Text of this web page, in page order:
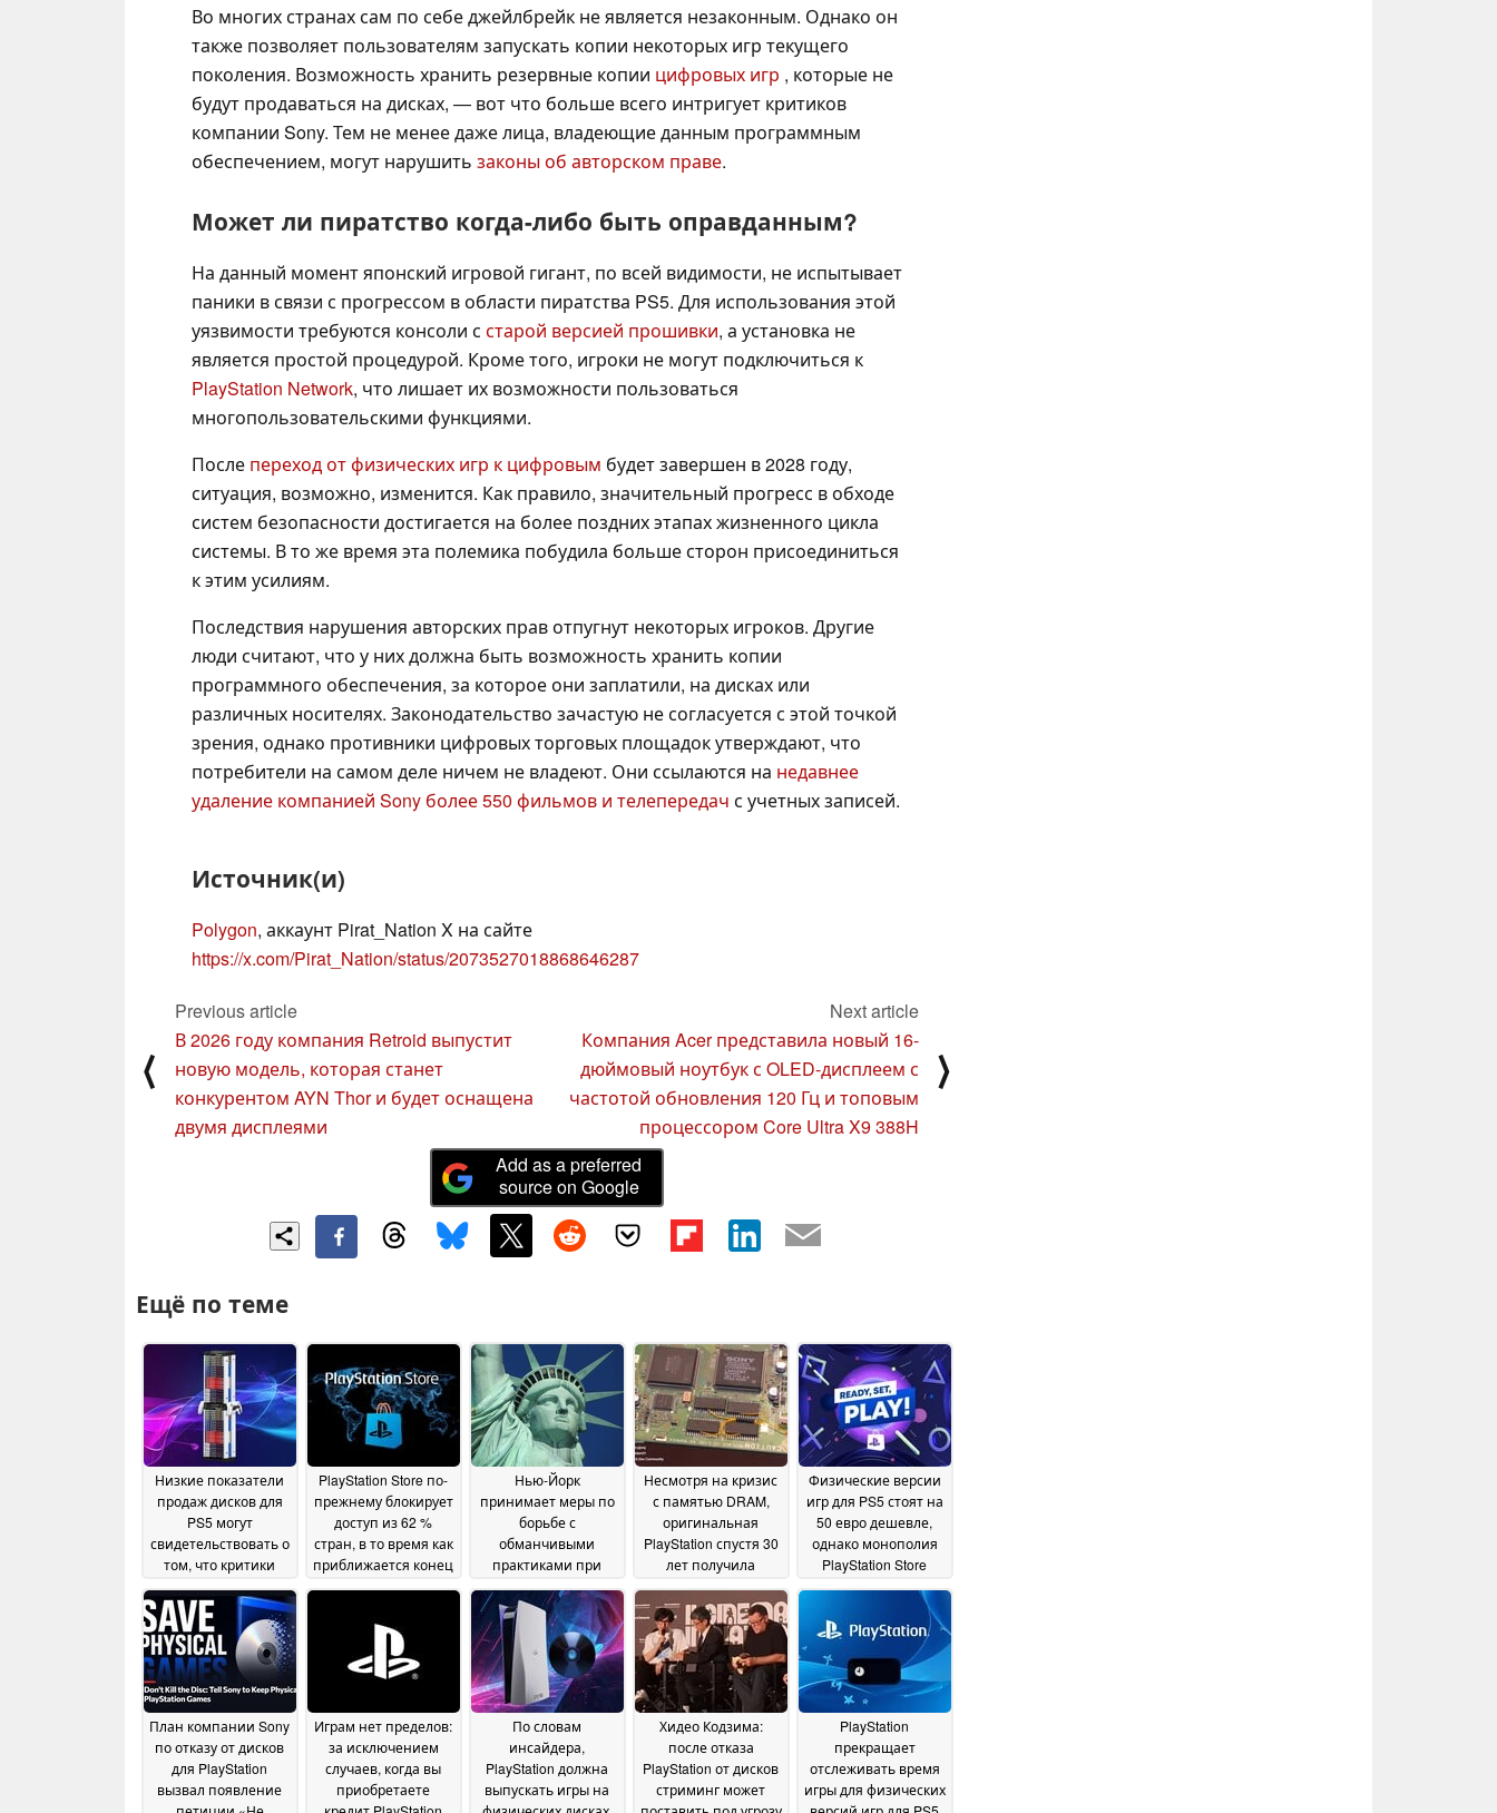
Во многих странах сам по себе джейлбрейк не является незаконным. Однако он
также позволяет пользователям запускать копии некоторых игр текущего
поколения. Возможность хранить резервные копии цифровых игр , которые не
будут продаваться на дисках, — вот что больше всего интригует критиков
компании Sony. Тем не менее даже лица, владеющие данным программным
обеспечением, могут нарушить законы об авторском праве.
Может ли пиратство когда-либо быть оправданным?
На данный момент японский игровой гигант, по всей видимости, не испытывает
паники в связи с прогрессом в области пиратства PS5. Для использования этой
уязвимости требуются консоли с старой версией прошивки, а установка не
является простой процедурой. Кроме того, игроки не могут подключиться к
PlayStation Network, что лишает их возможности пользоваться
многопользовательскими функциями.
После переход от физических игр к цифровым будет завершен в 2028 году,
ситуация, возможно, изменится. Как правило, значительный прогресс в обходе
систем безопасности достигается на более поздних этапах жизненного цикла
системы. В то же время эта полемика побудила больше сторон присоединиться
к этим усилиям.
Последствия нарушения авторских прав отпугнут некоторых игроков. Другие
люди считают, что у них должна быть возможность хранить копии
программного обеспечения, за которое они заплатили, на дисках или
различных носителях. Законодательство зачастую не согласуется с этой точкой
зрения, однако противники цифровых торговых площадок утверждают, что
потребители на самом деле ничем не владеют. Они ссылаются на недавнее
удаление компанией Sony более 550 фильмов и телепередач с учетных записей.
Источник(и)
Polygon, аккаунт Pirat_Nation X на сайте
https://x.com/Pirat_Nation/status/2073527018868646287
⟨
Previous article
В 2026 году компания Retroid выпустит
новую модель, которая станет
конкурентом AYN Thor и будет оснащена
двумя дисплеями
Next article
Компания Acer представила новый 16-
дюймовый ноутбук с OLED-дисплеем с
частотой обновления 120 Гц и топовым
процессором Core Ultra X9 388H
⟩
Add as a preferred
source on Google
Ещё по теме
Низкие показатели
продаж дисков для
PS5 могут
свидетельствовать о
том, что критики
покупают игры на
физических
носителях21 July 2026
PlayStation Store по-
прежнему блокирует
доступ из 62 %
стран, в то время как
приближается конец
Нью-Йорк
принимает меры по
борьбе с
обманчивыми
практиками при
подписок 14 July 2026
Несмотря на кризис
с памятью DRAM,
оригинальная
PlayStation спустя 30
лет получила
кратное улучшение
характеристик10 July
2026
Физические версии
игр для PS5 стоят на
50 евро дешевле,
однако монополия
PlayStation Store
выгодных
предложений
10 July
2026
План компании Sony
по отказу от дисков
для PlayStation
вызвал появление
Играм нет пределов:
за исключением
случаев, когда вы
приобретаете
По словам
инсайдера,
PlayStation должна
выпускать игры на
Хидео Кодзима:
после отказа
PlayStation от дисков
стриминг может
PlayStation
прекращает
отслеживать время
игры для физических